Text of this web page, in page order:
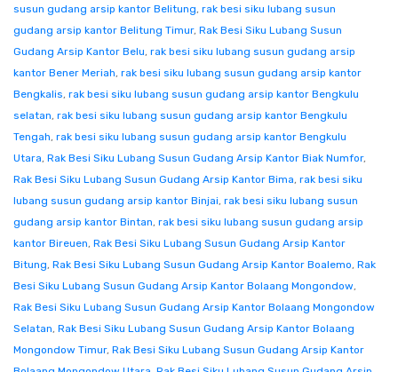
susun gudang arsip kantor Belitung, rak besi siku lubang susun
gudang arsip kantor Belitung Timur, Rak Besi Siku Lubang Susun
Gudang Arsip Kantor Belu, rak besi siku lubang susun gudang arsip
kantor Bener Meriah, rak besi siku lubang susun gudang arsip kantor
Bengkalis, rak besi siku lubang susun gudang arsip kantor Bengkulu
selatan, rak besi siku lubang susun gudang arsip kantor Bengkulu
Tengah, rak besi siku lubang susun gudang arsip kantor Bengkulu
Utara, Rak Besi Siku Lubang Susun Gudang Arsip Kantor Biak Numfor,
Rak Besi Siku Lubang Susun Gudang Arsip Kantor Bima, rak besi siku
lubang susun gudang arsip kantor Binjai, rak besi siku lubang susun
gudang arsip kantor Bintan, rak besi siku lubang susun gudang arsip
kantor Bireuen, Rak Besi Siku Lubang Susun Gudang Arsip Kantor
Bitung, Rak Besi Siku Lubang Susun Gudang Arsip Kantor Boalemo, Rak
Besi Siku Lubang Susun Gudang Arsip Kantor Bolaang Mongondow,
Rak Besi Siku Lubang Susun Gudang Arsip Kantor Bolaang Mongondow
Selatan, Rak Besi Siku Lubang Susun Gudang Arsip Kantor Bolaang
Mongondow Timur, Rak Besi Siku Lubang Susun Gudang Arsip Kantor